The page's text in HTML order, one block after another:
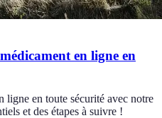
en ligne en
ligne en toute sécurité avec notre
et des étapes à suivre !